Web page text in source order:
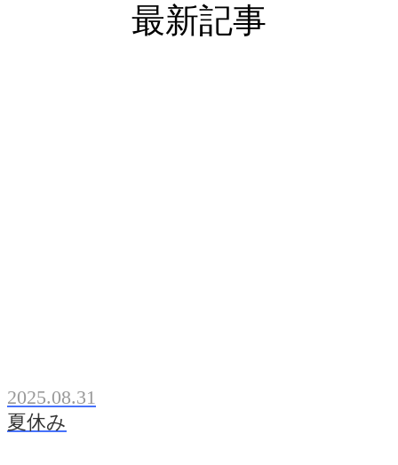
最新記事
2025.08.31
夏休み